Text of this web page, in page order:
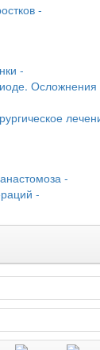
-
-
Осложнения
-
-